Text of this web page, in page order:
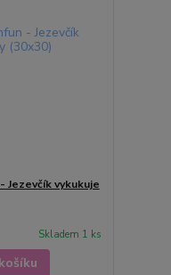
Jezevčík vykukuje
Skladem 1 ks